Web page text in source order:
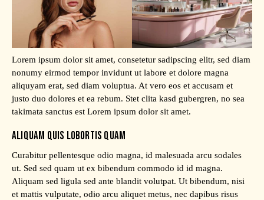
Lorem ipsum dolor sit amet, consetetur sadipscing elitr, sed diam
nonumy eirmod tempor invidunt ut labore et dolore magna
aliquyam erat, sed diam voluptua. At vero eos et accusam et
justo duo dolores et ea rebum. Stet clita kasd gubergren, no sea
takimata sanctus est Lorem ipsum dolor sit amet.
ALIQUAM QUIS LOBORTIS QUAM
Curabitur pellentesque odio magna, id malesuada arcu sodales
ut. Sed sed quam ut ex bibendum commodo id id magna.
Aliquam sed ligula sed ante blandit volutpat. Ut bibendum, nisi
et mattis vulputate, odio arcu aliquet metus, nec dapibus risus